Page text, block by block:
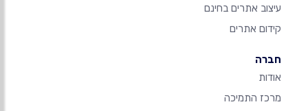
עיצוב אתרים בחינם
קידום אתרים
חברה
אודות
מרכז התמיכה